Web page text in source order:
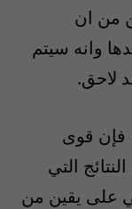
من ان
وانه سيتم
لاحق.
فإن قوى
التي
على يقين من